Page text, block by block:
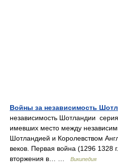
Войны за независимость
независимость Шотландии
имевших место между
Шотландией и Королевством
веков. Первая война (1296 1328
вторжения в… …
Википедия